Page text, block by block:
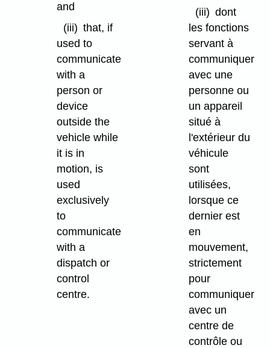
and
(iii) that, if
used to
communicate
with a
person or
device
outside the
vehicle while
it is in
motion, is
used
exclusively
to
communicate
with a
dispatch or
control
centre.
(iii) dont
les fonctions
servant à
communiquer
avec une
personne ou
un appareil
situé à
l'extérieur du
véhicule
sont
utilisées,
lorsque ce
dernier est
en
mouvement,
strictement
pour
communiquer
avec un
centre de
contrôle ou